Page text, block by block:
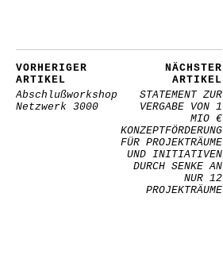
VORHERIGER
ARTIKEL
Abschlußworkshop
Netzwerk 3000
NÄCHSTER
ARTIKEL
STATEMENT ZUR
VERGABE VON 1
MIO €
KONZEPTFÖRDERUNG
FÜR PROJEKTRÄUME
UND INITIATIVEN
DURCH SENKE AN
NUR 12
PROJEKTRÄUME